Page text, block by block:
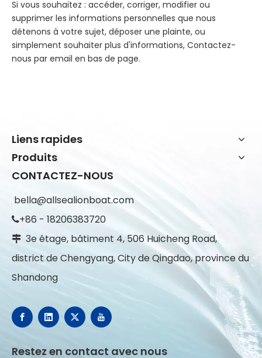
Si vous souhaitez : accéder, corriger, modifier ou
supprimer les informations personnelles que nous
détenons à votre sujet, déposer une plainte, ou
simplement souhaiter plus d'informations, Contactez-
nous par email en bas de page.
Liens rapides
Produits
CONTACTEZ-NOUS
bella@allsealionboat.com
+86 - 18206383720
 3e étage, bâtiment 4, 506 Huicheng Road,
district de Chengyang, City de Qingdao, province du
Shandong
Restez en contact avec nous